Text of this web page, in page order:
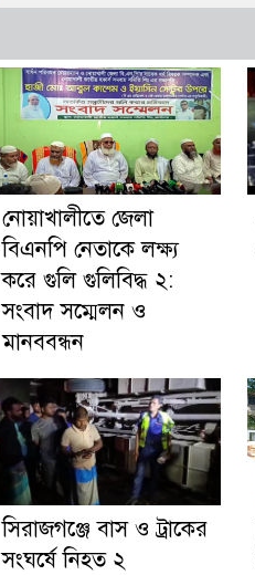
নোয়াখালীতে জেলা
বিএনপি নেতাকে লক্ষ্য
করে গুলি গুলিবিদ্ধ ২:
সংবাদ সম্মেলন ও
মানববন্ধন
সিরাজগঞ্জে বাস ও ট্রাকের
সংঘর্ষে নিহত ২